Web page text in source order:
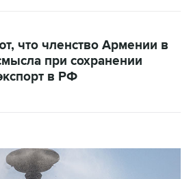
что членство Армении в
при сохранении
в РФ